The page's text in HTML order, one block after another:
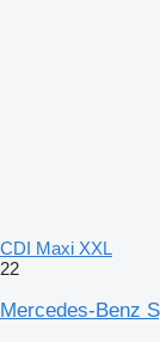
CDI Maxi XXL
22
Mercedes-Benz